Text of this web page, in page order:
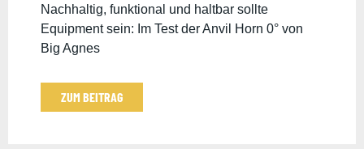
Nachhaltig, funktional und haltbar sollte
Equipment sein: Im Test der Anvil Horn 0° von
Big Agnes
ZUM BEITRAG